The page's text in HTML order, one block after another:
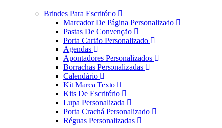
Brindes Para Escritório
Marcador De Página Personalizado
Pastas De Convenção
Porta Cartão Personalizado
Agendas
Apontadores Personalizados
Borrachas Personalizadas
Calendário
Kit Marca Texto
Kits De Escritório
Lupa Personalizada
Porta Crachá Personalizado
Réguas Personalizadas